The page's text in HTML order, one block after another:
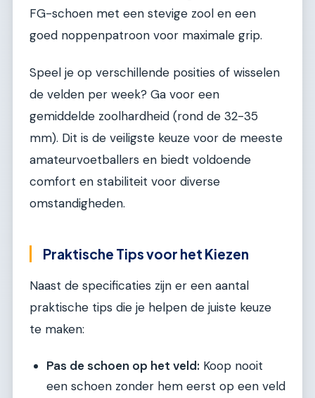
FG-schoen met een stevige zool en een
goed noppenpatroon voor maximale grip.
Speel je op verschillende posities of wisselen
de velden per week? Ga voor een
gemiddelde zoolhardheid (rond de 32-35
mm). Dit is de veiligste keuze voor de meeste
amateurvoetballers en biedt voldoende
comfort en stabiliteit voor diverse
omstandigheden.
Praktische Tips voor het Kiezen
Naast de specificaties zijn er een aantal
praktische tips die je helpen de juiste keuze
te maken:
Pas de schoen op het veld: Koop nooit
een schoen zonder hem eerst op een veld